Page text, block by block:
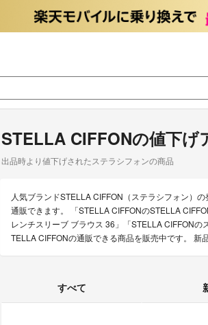
STELLA CIFFONの値下げ
出品時より値下げされたステラシフォンの商品
人気ブランドSTELLA CIFFON（ステラシフォン）
通販できます。 「STELLA CIFFONのSTELLA
レンチスリーブ ブラウス 36」「STELLA CIFFON
TELLA CIFFONの通販できる商品を販売中です。 新
すべて